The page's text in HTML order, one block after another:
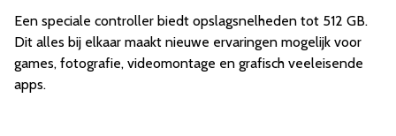
Een speciale controller biedt opslagsnelheden tot 512 GB.
Dit alles bij elkaar maakt nieuwe ervaringen mogelijk voor
games, fotografie, videomontage en grafisch veeleisende
apps.